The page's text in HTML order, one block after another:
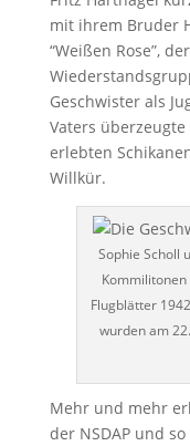
mit ihrem Bruder
“Weißen Rose”,
Geschwister als
Vaters
erlebten
Willkür.
Sophie Scholl
Flugblätter
wurden am
Mehr und mehr
der NSDAP und